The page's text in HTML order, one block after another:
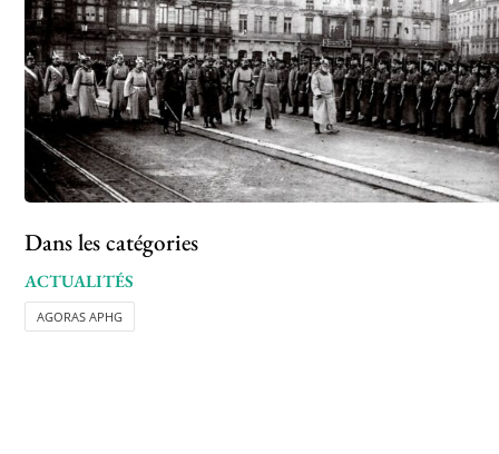
Dans les catégories
ACTUALITÉS
AGORAS APHG